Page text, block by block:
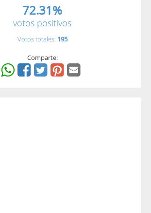
72.31%
votos positivos
Votos totales: 195
Comparte: